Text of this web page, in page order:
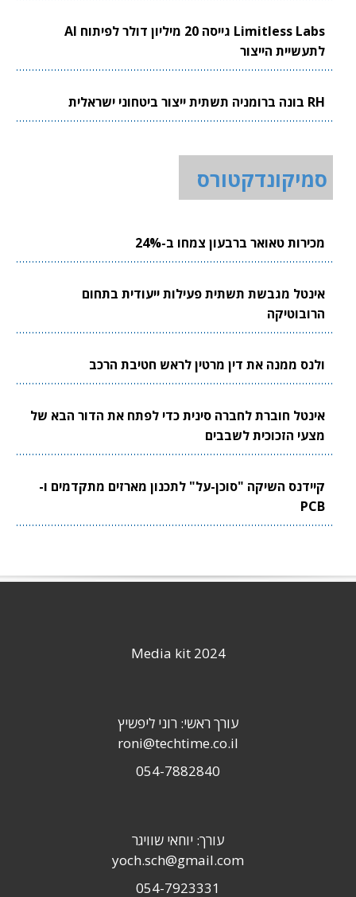
Limitless Labs גייסה 20 מיליון דולר לפיתוח AI
לתעשיית הייצור
RH בונה ברומניה תשתית ייצור ביטחוני ישראלית
סמיקונדקטורס
מכירות טאואר ברבעון צמחו ב-24%
אינטל מגבשת תשתית פעילות ייעודית בתחום
הרובוטיקה
ולנס ממנה את דין מרטין לראש חטיבת הרכב
אינטל חוברת לחברה סינית כדי לפתח את הדור הבא של
מצעי הזכוכית לשבבים
קיידנס השיקה "סוכן-על" לתכנון מארזים מתקדמים ו-
PCB
Media kit 2024
עורך ראשי: רוני ליפשיץ
roni@techtime.co.il
054-7882840
עורך: יוחאי שוויגר
yoch.sch@gmail.com
054-7923331